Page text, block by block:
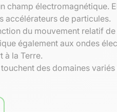
électromagnétique.
accélérateurs de particules.
du mouvement relatif
également aux ondes
à la Terre.
des domaines